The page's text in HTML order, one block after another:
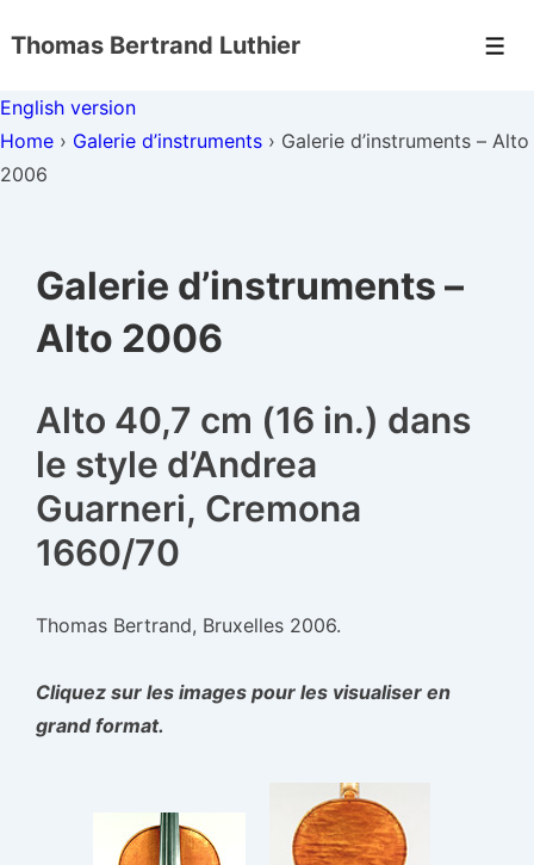
passer
contenu
principal
Thomas Bertrand Luthier
English version
Home › Galerie d’instruments › Galerie d’instruments – Alto
2006
Galerie d’instruments –
Alto 2006
Alto 40,7 cm (16 in.) dans
le style d’Andrea
Guarneri, Cremona
1660/70
Thomas Bertrand, Bruxelles 2006.
Cliquez sur les images pour les visualiser en
grand format.